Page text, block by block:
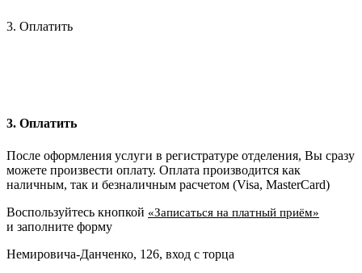
3. Оплатить
3. Оплатить
После оформления услуги в регистратуре отделения, Вы сразу
можете произвести оплату. Оплата производится как
наличным, так и безналичным расчетом (Visa, MasterCard)
Воспользуйтесь кнопкой «Записаться на платный приём»
и заполните форму
Немировича-Данченко, 126, вход с торца